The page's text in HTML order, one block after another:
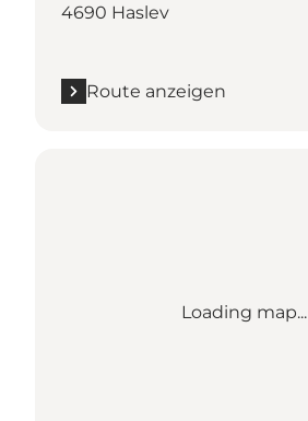
4690 Haslev
Route anzeigen
Loading map...